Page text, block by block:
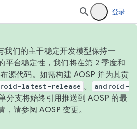
登录
我们的主干稳定开发模型保持一
平台稳定性，我们将在第 2 季度和
源代码。如需构建 AOSP 并为其贡
latest-release 。
android-
分支将始终引用推送到 AOSP 的最
，请参阅 AOSP 变更。